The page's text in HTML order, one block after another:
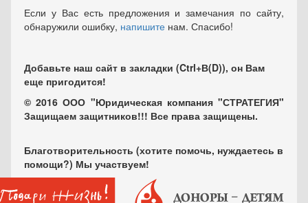
Если у Вас есть предложения и замечания по сайту,
обнаружили ошибку, напишите нам. Спасибо!
Добавьте наш сайт в закладки (Ctrl+В(D)), он Вам
еще пригодится!
© 2016 ООО "Юридическая компания "СТРАТЕГИЯ"
Защищаем защитников!!! Все права защищены.
Благотворительность (хотите помочь, нуждаетесь в
помощи?) Мы участвуем!